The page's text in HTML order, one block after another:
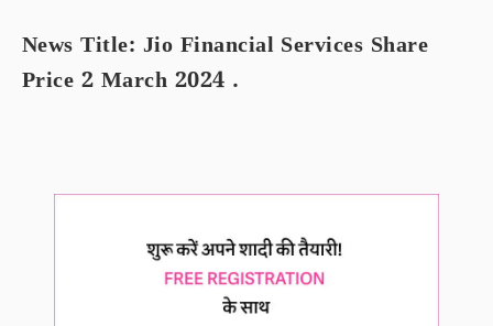
News Title: Jio Financial Services Share
Price 2 March 2024 .